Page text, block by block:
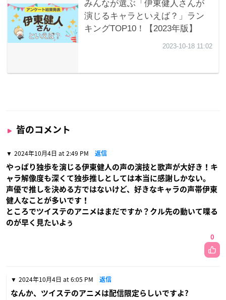
皆のコメント
2024年10月4日 at 2:49 PM 返信
やっぱり独歩を演じる伊東健人の声の演技と歌声が大好き！キ
ャラ解像度も深くて独歩推しとしては本当に感謝しかない。
声優で推しを決める方ではないけど、好きなキャラの声帯伊東
健人なことが多いです！
ところでツイステのアニメはまだですか？クル先の動いて喋る
のが早く見たいよぅ
0
2024年10月4日 at 6:05 PM 返信
なんか、ツイステのアニメは配信限定らしいですよ?